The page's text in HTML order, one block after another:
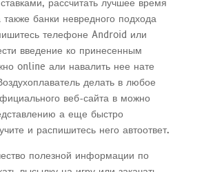
рассчитать лучшее время
также банки невредного подхода
телефоне Android или
введение ко принесенным
online али навалить нее нате
делать в любое
веб-сайта в можно
а еще быстро
и распишитесь него автоответ.
полезной информации по